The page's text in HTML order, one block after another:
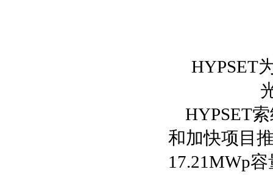
HYPSET
HYPSET
和加快项目
17.21MWp